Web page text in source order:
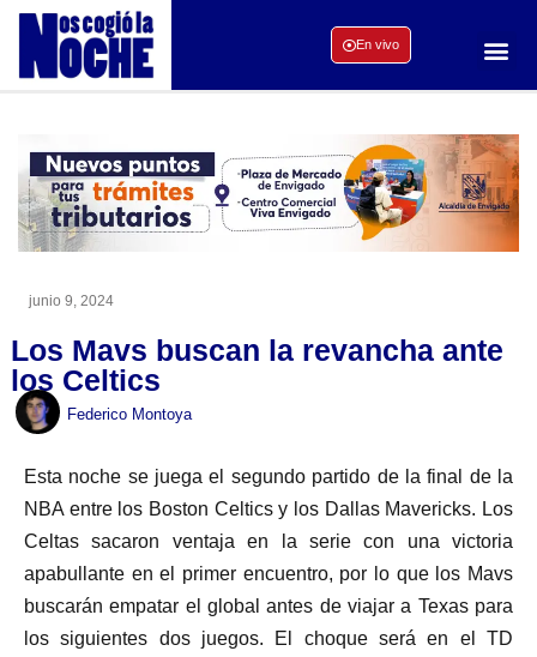
En vivo
junio 9, 2024
Los Mavs buscan la revancha ante
los Celtics
Federico Montoya
Esta noche se juega el segundo partido de la final de la
NBA entre los Boston Celtics y los Dallas Mavericks. Los
Celtas sacaron ventaja en la serie con una victoria
apabullante en el primer encuentro, por lo que los Mavs
buscarán empatar el global antes de viajar a Texas para
los siguientes dos juegos. El choque será en el TD